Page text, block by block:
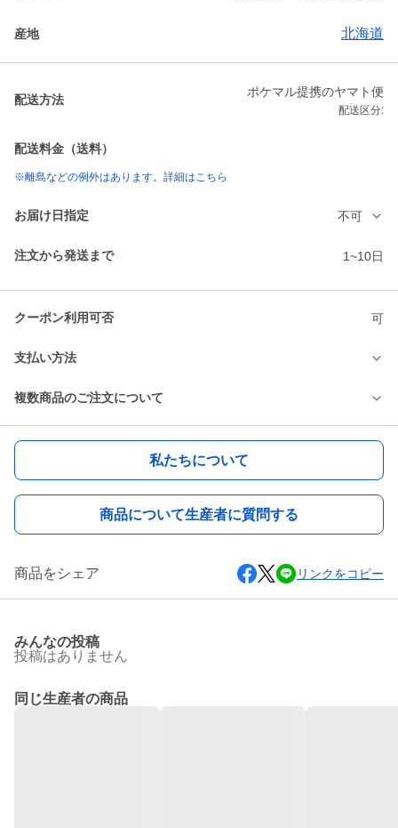
産地 北海道
配送方法
ポケマル提携のヤマト便
配送区分:
配送料金（送料）
※離島などの例外はあります。詳細はこちら
お届け日指定 不可
注文から発送まで 1~10日
クーポン利用可否 可
支払い方法
複数商品のご注文について
私たちについて
商品について生産者に質問する
商品をシェア リンクをコピー
みんなの投稿
投稿はありません
同じ生産者の商品